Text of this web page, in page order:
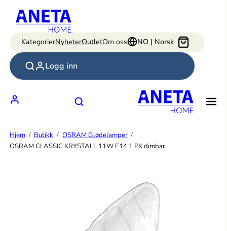
Hopp
innhold
KategorierNyheterOutletOm oss NO | Norsk
Logg inn
Hjem Butikk
OSRAM Glødelamper
OSRAM CLASSIC KRYSTALL 11W E14 1 PK dimbar